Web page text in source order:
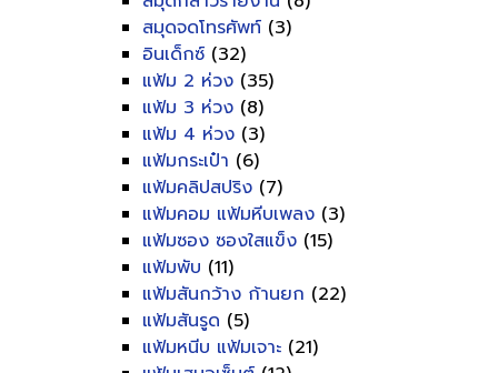
สมุดจดโทรศัพท์ (3)
อินเด็กซ์ (32)
แฟ้ม 2 ห่วง (35)
แฟ้ม 3 ห่วง (8)
แฟ้ม 4 ห่วง (3)
แฟ้มกระเป๋า (6)
แฟ้มคลิปสปริง (7)
แฟ้มคอม แฟ้มหีบเพลง (3)
แฟ้มซอง ซองใสแข็ง (15)
แฟ้มพับ (11)
แฟ้มสันกว้าง ก้านยก (22)
แฟ้มสันรูด (5)
แฟ้มหนีบ แฟ้มเจาะ (21)